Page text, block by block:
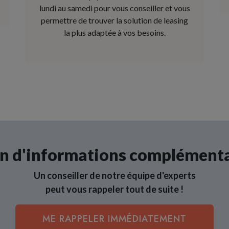
lundi au samedi pour vous conseiller et vous
permettre de trouver la solution de leasing
la plus adaptée à vos besoins.
d'informations
Un conseiller de notre équipe d'experts
peut vous rappeler tout de suite !
ME RAPPELER IMMÉDIATEMENT